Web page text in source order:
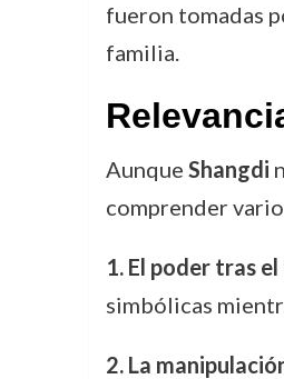
fueron tomadas
familia.
Aunque Shangdi
comprender
1. El poder tras
simbólicas
2. La